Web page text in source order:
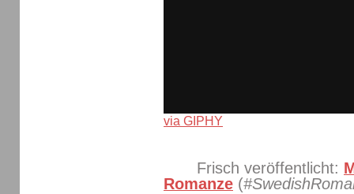
via GIPHY
Frisch veröffentlicht:
Romanze (